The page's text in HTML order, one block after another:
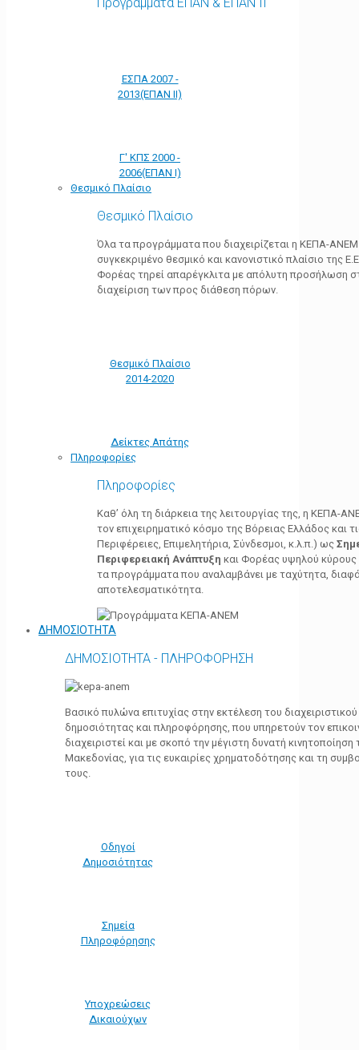
ΕΣΠΑ 2007 -
2013(ΕΠΑΝ ΙΙ)
Γ' ΚΠΣ 2000 -
2006(ΕΠΑΝ Ι)
Θεσμικό Πλαίσιο
Θεσμικό Πλαίσιο
Όλα τα προγράμματα που διαχειρίζεται η ΚΕΠΑ-
συγκεκριμένο θεσμικό και κανονιστικό πλαίσιο της
Φορέας τηρεί απαρέγκλιτα με απόλυτη προσήλωση
διαχείριση των προς διάθεση πόρων.
Θεσμικό Πλαίσιο
2014-2020
Δείκτες Απάτης
Πληροφορίες
Πληροφορίες
Καθ’ όλη τη διάρκεια της λειτουργίας της, η ΚΕΠΑ-
τον επιχειρηματικό κόσμο της Βόρειας Ελλάδος και
Περιφέρειες, Επιμελητήρια, Σύνδεσμοι, κ.λ.π.) ως
Περιφερειακή Ανάπτυξη και Φορέας υψηλού κύρους
τα προγράμματα που αναλαμβάνει με ταχύτητα,
αποτελεσματικότητα.
ΔΗΜΟΣΙΟΤΗΤΑ
ΔΗΜΟΣΙΟΤΗΤΑ - ΠΛΗΡΟΦΟΡΗΣΗ
Βασικό πυλώνα επιτυχίας στην εκτέλεση του
δημοσιότητας και πληροφόρησης, που υπηρετούν τον
διαχειριστεί και με σκοπό την μέγιστη δυνατή
Μακεδονίας, για τις ευκαιρίες χρηματοδότησης και τη
τους.
Οδηγοί
Δημοσιότητας
Σημεία
Πληροφόρησης
Υποχρεώσεις
Δικαιούχων